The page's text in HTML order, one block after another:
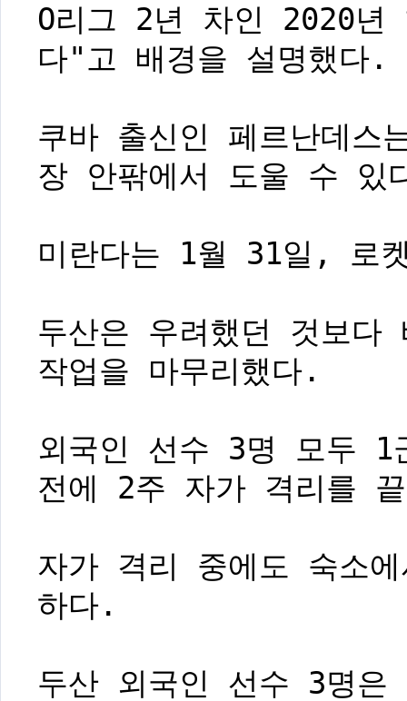
O리그 2년 차인 2020
다"고 배경을 설명했다.
쿠바 출신인 페르난데스
장 안팎에서 도울 수 있
미란다는 1월 31일, 로
두산은 우려했던 것보
작업을 마무리했다.
외국인 선수 3명 모두 1
전에 2주 자가 격리를
자가 격리 중에도 숙소
하다.
두산 외국인 선수 3명